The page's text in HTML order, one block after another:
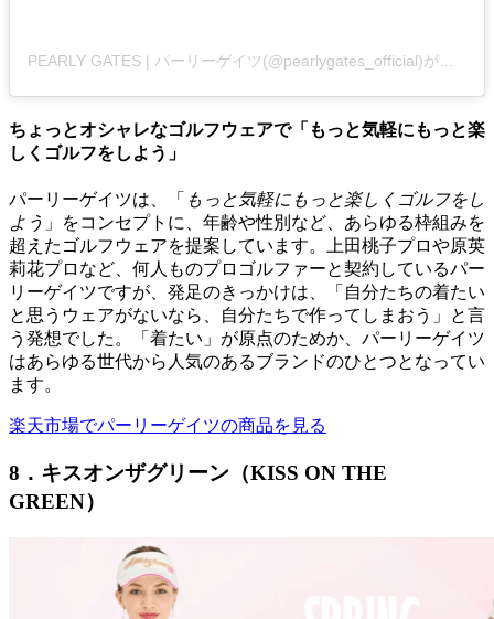
ちょっとオシャレなゴルフウェアで「もっと気軽にもっと楽
しくゴルフをしよう」
パーリーゲイツは、「 もっと気軽にもっと楽しくゴルフをし
よう 」をコンセプトに、年齢や性別など、あらゆる枠組みを
超えたゴルフウェアを提案しています。上田桃子プロや原英
莉花プロなど、何人ものプロゴルファーと契約しているパー
リーゲイツですが、発足のきっかけは、「自分たちの着たい
と思うウェアがないなら、自分たちで作ってしまおう」と言
う発想でした。「着たい」が原点のためか、パーリーゲイツ
はあらゆる世代から人気のあるブランドのひとつとなってい
ます。
楽天市場でパーリーゲイツの商品を見る
8．キスオンザグリーン（KISS ON THE
GREEN）